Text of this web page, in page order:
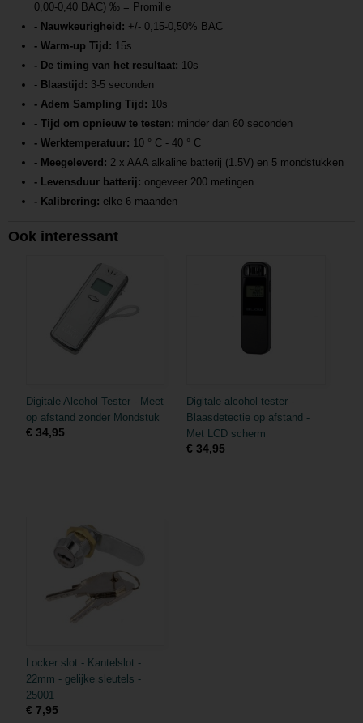
0,00-0,40 BAC) ‰ = Promille
- Nauwkeurigheid: +/- 0,15-0,50% BAC
- Warm-up Tijd: 15s
- De timing van het resultaat: 10s
- Blaastijd: 3-5 seconden
- Adem Sampling Tijd: 10s
- Tijd om opnieuw te testen: minder dan 60 seconden
- Werktemperatuur: 10 ° C - 40 ° C
- Meegeleverd: 2 x AAA alkaline batterij (1.5V) en 5 mondstukken
- Levensduur batterij: ongeveer 200 metingen
- Kalibrering: elke 6 maanden
Ook interessant
Digitale Alcohol Tester - Meet
op afstand zonder Mondstuk
€ 34,95
Digitale alcohol tester -
Blaasdetectie op afstand -
Met LCD scherm
€ 34,95
Locker slot - Kantelslot -
22mm - gelijke sleutels -
25001
€ 7,95